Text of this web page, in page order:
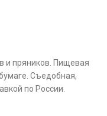
и пряников. Пищевая
Съедобная,
по России.